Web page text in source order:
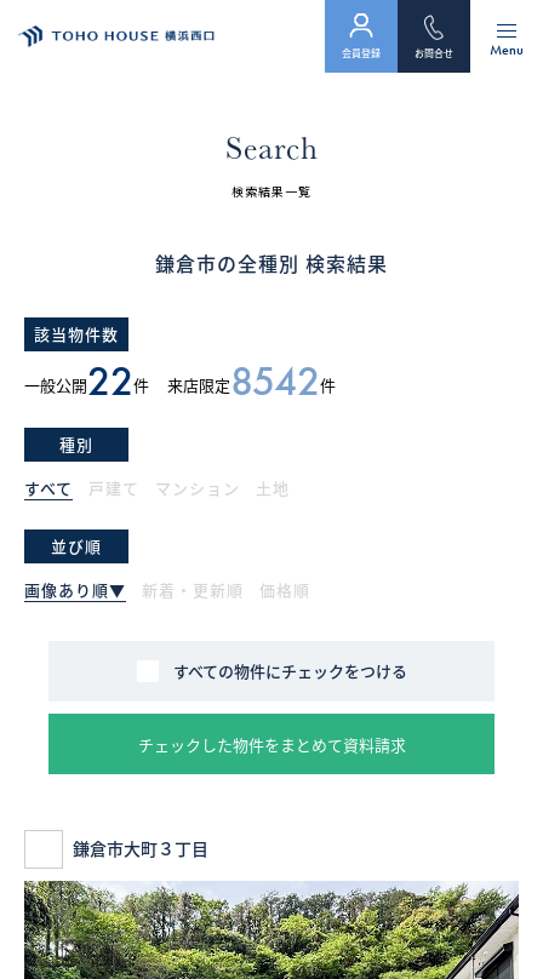
会社案内
お客様の声
お知らせ
採用情報
お気に入り物件一覧
サイトマップ
お気に入り物件一覧
Menu
お問合せ
会員登録
Search
検索結果一覧
鎌倉市の全種別 検索結果
該当物件数
一般公開22件 来店限定8542件
種別
すべて
戸建て マンション 土地
並び順
画像あり順▼
新着・更新順 価格順
すべての物件にチェックをつける
チェックした物件をまとめて資料請求
鎌倉市大町３丁目